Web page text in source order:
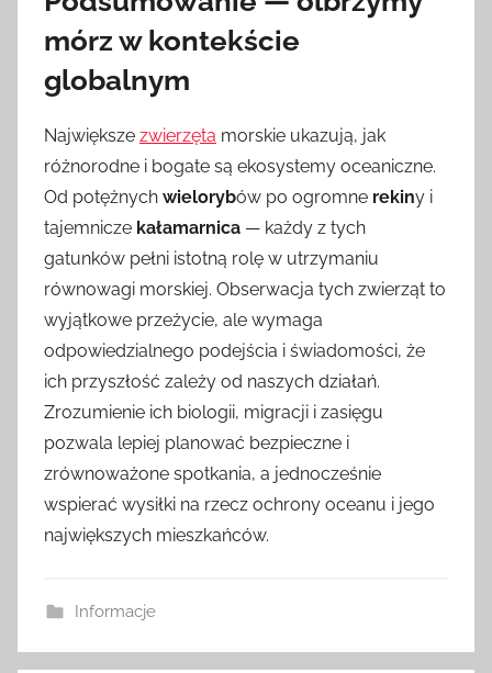
mórz w kontekście
globalnym
Największe zwierzęta morskie ukazują, jak
różnorodne i bogate są ekosystemy oceaniczne.
Od potężnych wielorybów po ogromne rekiny i
tajemnicze kałamarnica — każdy z tych
gatunków pełni istotną rolę w utrzymaniu
równowagi morskiej. Obserwacja tych zwierząt to
wyjątkowe przeżycie, ale wymaga
odpowiedzialnego podejścia i świadomości, że
ich przyszłość zależy od naszych działań.
Zrozumienie ich biologii, migracji i zasięgu
pozwala lepiej planować bezpieczne i
zrównoważone spotkania, a jednocześnie
wspierać wysiłki na rzecz ochrony oceanu i jego
największych mieszkańców.
Informacje